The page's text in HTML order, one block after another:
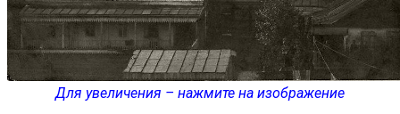
Для увеличения – нажмите на изображение